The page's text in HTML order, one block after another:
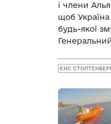
і члени
щоб
будь-якої
ЄНС